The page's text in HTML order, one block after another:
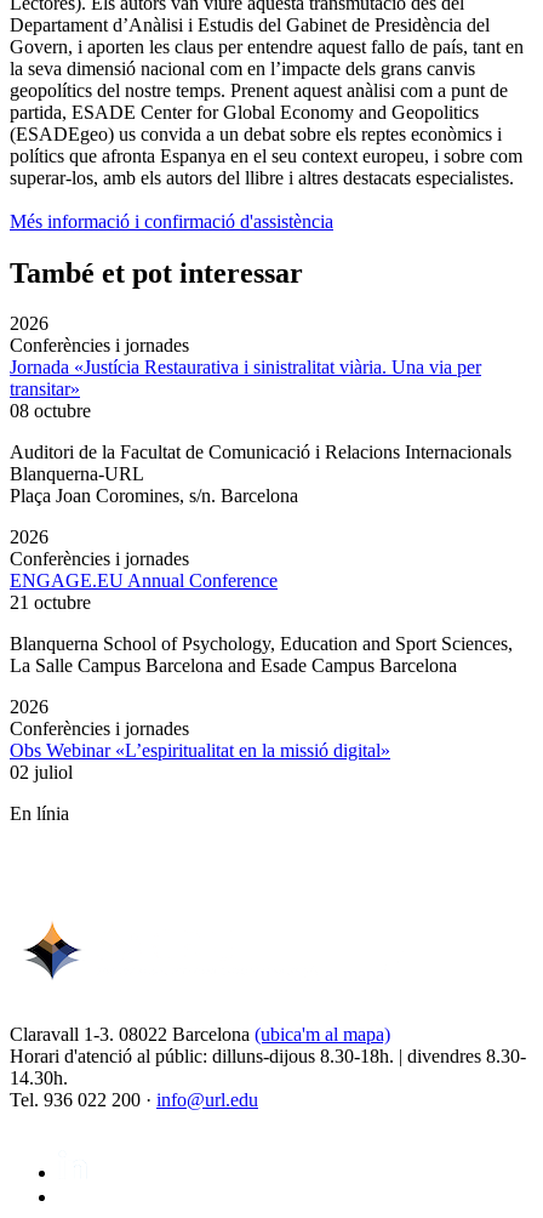
Departament d’Anàlisi i Estudis del Gabinet de Presidència del
Govern, i aporten les claus per entendre aquest fallo de país, tant en
la seva dimensió nacional com en l’impacte dels grans canvis
geopolítics del nostre temps. Prenent aquest anàlisi com a punt de
partida, ESADE Center for Global Economy and Geopolitics
(ESADEgeo) us convida a un debat sobre els reptes econòmics i
polítics que afronta Espanya en el seu context europeu, i sobre com
superar-los, amb els autors del llibre i altres destacats especialistes.
Més informació i confirmació d'assistència
També et pot interessar
2026
Conferències i jornades
Jornada «Justícia Restaurativa i sinistralitat viària. Una via per
transitar»
08 octubre
Auditori de la Facultat de Comunicació i Relacions Internacionals
Blanquerna-URL
Plaça Joan Coromines, s/n. Barcelona
2026
Conferències i jornades
ENGAGE.EU Annual Conference
21 octubre
Blanquerna School of Psychology, Education and Sport Sciences,
La Salle Campus Barcelona and Esade Campus Barcelona
2026
Conferències i jornades
Obs Webinar «L’espiritualitat en la missió digital»
02 juliol
En línia
Claravall 1-3. 08022 Barcelona (ubica'm al mapa)
Horari d'atenció al públic: dilluns-dijous 8.30-18h. | divendres 8.30-
14.30h.
Tel. 936 022 200 · info@url.edu